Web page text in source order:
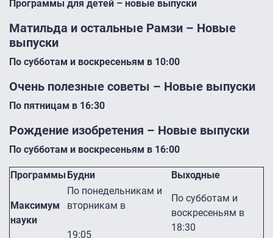
Программы для детей – новые выпуски
Матильда и остальные Рамзи – Новые
выпуски
По субботам и воскресеньям в 10:00
Очень полезные советы – Новые выпуски
По пятницам в 16:30
Рождение изобретения – Новые выпуски
По субботам и воскресеньям в 16:00
Программы Будни Выходные
Максимум
науки
По понедельникам и
вторникам в
19:05
По субботам и
воскресеньям в
18:30